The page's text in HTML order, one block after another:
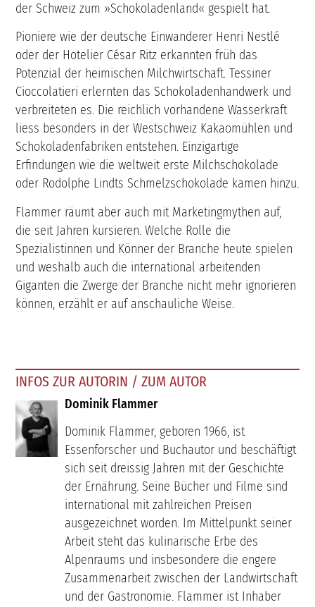
der Schweiz zum »Schokoladenland« gespielt hat.
Pioniere wie der deutsche Einwanderer Henri Nestlé
oder der Hotelier César Ritz erkannten früh das
Potenzial der heimischen Milchwirtschaft. Tessiner
Cioccolatieri erlernten das Schokoladenhandwerk und
verbreiteten es. Die reichlich vorhandene Wasserkraft
liess besonders in der Westschweiz Kakaomühlen und
Schokoladenfabriken entstehen. Einzigartige
Erfindungen wie die weltweit erste Milchschokolade
oder Rodolphe Lindts Schmelzschokolade kamen hinzu.
Flammer räumt aber auch mit Marketingmythen auf,
die seit Jahren kursieren. Welche Rolle die
Spezialistinnen und Könner der Branche heute spielen
und weshalb auch die international arbeitenden
Giganten die Zwerge der Branche nicht mehr ignorieren
können, erzählt er auf anschauliche Weise.
INFOS ZUR AUTORIN / ZUM AUTOR
Dominik Flammer
Dominik Flammer, geboren 1966, ist
Essenforscher und Buchautor und beschäftigt
sich seit dreissig Jahren mit der Geschichte
der Ernährung. Seine Bücher und Filme sind
international mit zahlreichen Preisen
ausgezeichnet worden. Im Mittelpunkt seiner
Arbeit steht das kulinarische Erbe des
Alpenraums und insbesondere die engere
Zusammenarbeit zwischen der Landwirtschaft
und der Gastronomie. Flammer ist Inhaber